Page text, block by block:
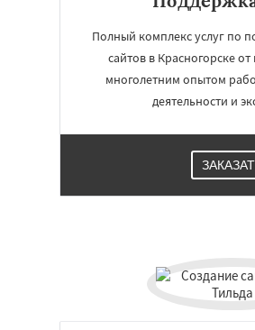
Полный комплекс услуг по
сайтов в Красногорске
многолетним опытом
деятельности и